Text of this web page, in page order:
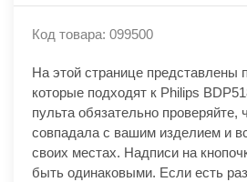
Код товара: 099500
На этой странице представлены
которые подходят к Philips
пульта обязательно
совпадала с вашим изделием и
своих местах. Надписи на
быть одинаковыми. Если есть